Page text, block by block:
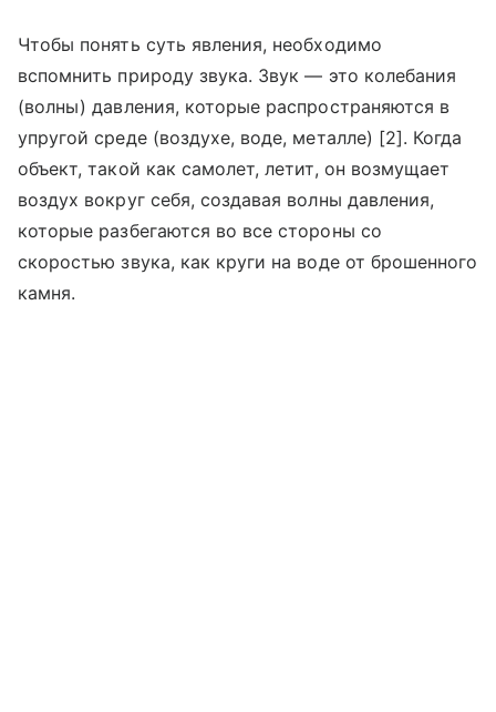
Чтобы понять суть явления, необходимо
вспомнить природу звука. Звук — это колебания
(волны) давления, которые распространяются в
упругой среде (воздухе, воде, металле) [2]. Когда
объект, такой как самолет, летит, он возмущает
воздух вокруг себя, создавая волны давления,
которые разбегаются во все стороны со
скоростью звука, как круги на воде от брошенного
камня.